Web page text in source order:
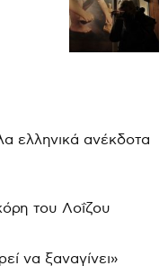
ελληνικά ανέκδοτα
του Λοΐζου
να ξαναγίνει»